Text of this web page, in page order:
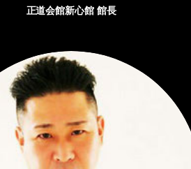
正道会館新心館 館長